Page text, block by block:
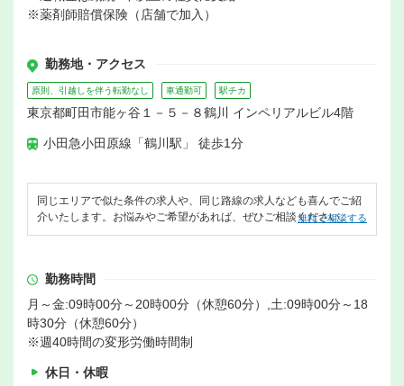
※薬剤師賠償保険（店舗で加入）
勤務地・アクセス
原則、引越しを伴う転勤なし 車通勤可 駅チカ
東京都町田市能ヶ谷１－５－８鶴川 インペリアルビル4階
小田急小田原線「鶴川駅」 徒歩1分
同じエリアで似た条件の求人や、同じ路線の求人なども喜んでご紹
介いたします。お悩みやご希望があれば、ぜひご相談ください。
無料で相談する
勤務時間
月～金:09時00分～20時00分（休憩60分）,土:09時00分～18
時30分（休憩60分）
※週40時間の変形労働時間制
休日・休暇